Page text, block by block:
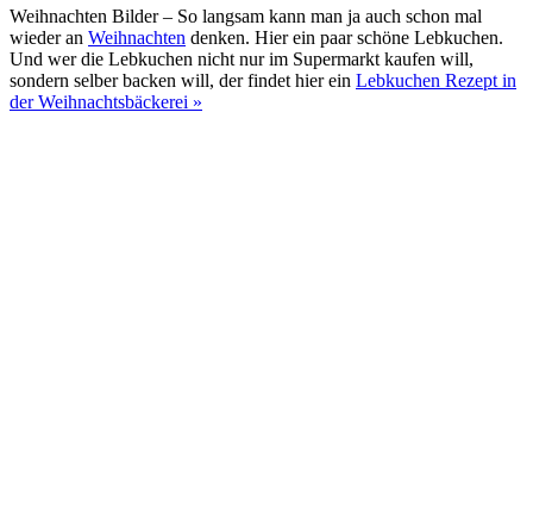
Weihnachten Bilder – So langsam kann man ja auch schon mal
wieder an Weihnachten denken. Hier ein paar schöne Lebkuchen.
Und wer die Lebkuchen nicht nur im Supermarkt kaufen will,
sondern selber backen will, der findet hier ein Lebkuchen Rezept in
der Weihnachtsbäckerei »